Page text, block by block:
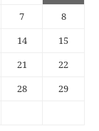
7
8
14
15
21
22
28
29